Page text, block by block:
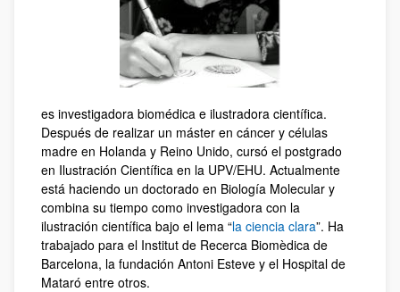
es investigadora biomédica e ilustradora científica.
Después de realizar un máster en cáncer y células
madre en Holanda y Reino Unido, cursó el postgrado
en Ilustración Científica en la UPV/EHU. Actualmente
está haciendo un doctorado en Biología Molecular y
combina su tiempo como investigadora con la
ilustración científica bajo el lema “la ciencia clara”. Ha
trabajado para el Institut de Recerca Biomèdica de
Barcelona, la fundación Antoni Esteve y el Hospital de
Mataró entre otros.